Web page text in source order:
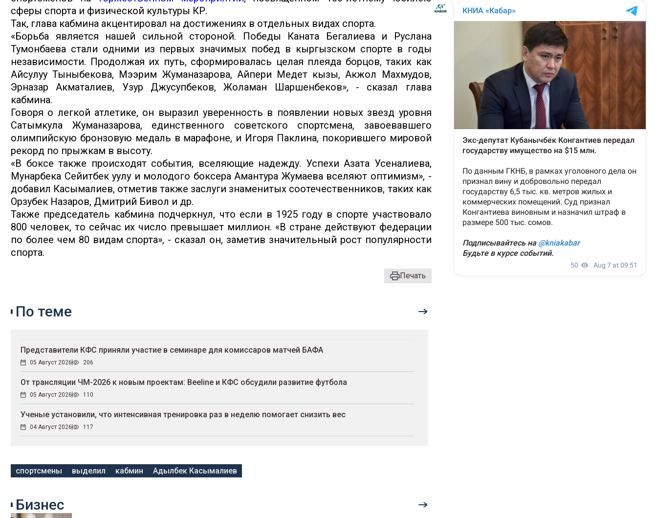
сферы спорта и физической культуры КР.
Так, глава кабмина акцентировал на достижениях в отдельных видах спорта.
«Борьба является нашей сильной стороной. Победы Каната Бегалиева и Руслана
Тумонбаева стали одними из первых значимых побед в кыргызском спорте в годы
независимости. Продолжая их путь, сформировалась целая плеяда борцов, таких как
Айсулуу Тыныбекова, Мээрим Жуманазарова, Айпери Медет кызы, Акжол Махмудов,
Эрназар Акматалиев, Узур Джусупбеков, Жоламан Шаршенбеков», - сказал глава
кабмина.
Говоря о легкой атлетике, он выразил уверенность в появлении новых звезд уровня
Сатымкула Жуманазарова, единственного советского спортсмена, завоевавшего
олимпийскую бронзовую медаль в марафоне, и Игоря Паклина, покорившего мировой
рекорд по прыжкам в высоту.
«В боксе также происходят события, вселяющие надежду. Успехи Азата Усеналиева,
Мунарбека Сейитбек уулу и молодого боксера Амантура Жумаева вселяют оптимизм», -
добавил Касымалиев, отметив также заслуги знаменитых соотечественников, таких как
Орзубек Назаров, Дмитрий Бивол и др.
Также председатель кабмина подчеркнул, что если в 1925 году в спорте участвовало
800 человек, то сейчас их число превышает миллион. «В стране действуют федерации
по более чем 80 видам спорта», - сказал он, заметив значительный рост популярности
спорта.
Печать
По теме
Представители КФС приняли участие в семинаре для комиссаров матчей БАФА
05 Август 2026 206
От трансляции ЧМ-2026 к новым проектам: Beeline и КФС обсудили развитие футбола
05 Август 2026 110
Ученые установили, что интенсивная тренировка раз в неделю помогает снизить вес
04 Август 2026 117
спортсмены выделил кабмин Адылбек Касымалиев
Бизнес